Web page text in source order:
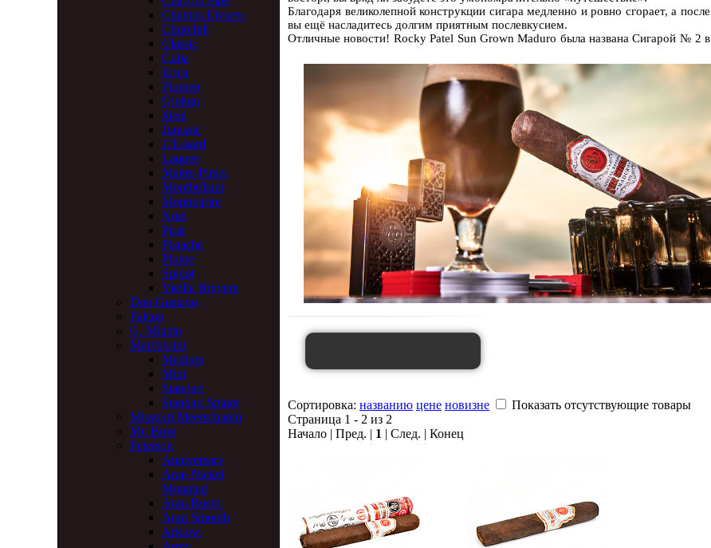
Champs Elysees
Churchill
Classic
Cuba
Erica
Flumen
Ginkgo
Ideal
Jurassic
L'Essard
Laquee
Maitre-Pipier
Montbrillant
Montmartre
Noel
Pirat
Pistache
Plume
Spigot
Vieille Bruyere
Don Gustavo
Falcon
G. Mineto
Marchesini
Medium
Mini
Standart
Standart Spigot
Missouri Meerschaum
Mr. Brog
Peterson
Anniversary
Aran Nickel
Mounted
Aran Rustic
Aran Smooth
Arklow
Благодаря великолепной конструкции сигара медленно и ровно сгорает, а после
вы ещё насладитесь долгим приятным послевкусием.
Отличные новости! Rocky Patel Sun Grown Maduro была названа Сигарой № 2 в
Сортировка: названию цене новизне
Показать отсутствующие товары
Страница 1 - 2 из 2
Начало | Пред. | 1 | След. | Конец